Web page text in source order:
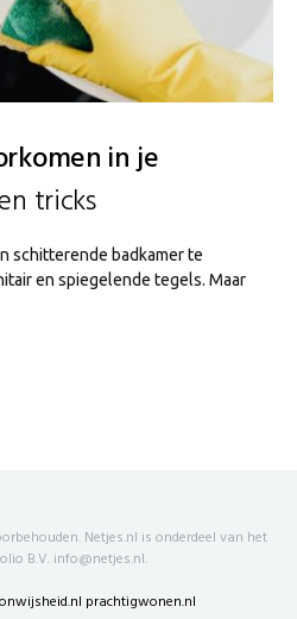
in je
tricks
schitterende badkamer te
en spiegelende tegels. Maar
Netjes.nl is onderdeel van het
B.V. info@netjes.nl.
prachtigwonen.nl